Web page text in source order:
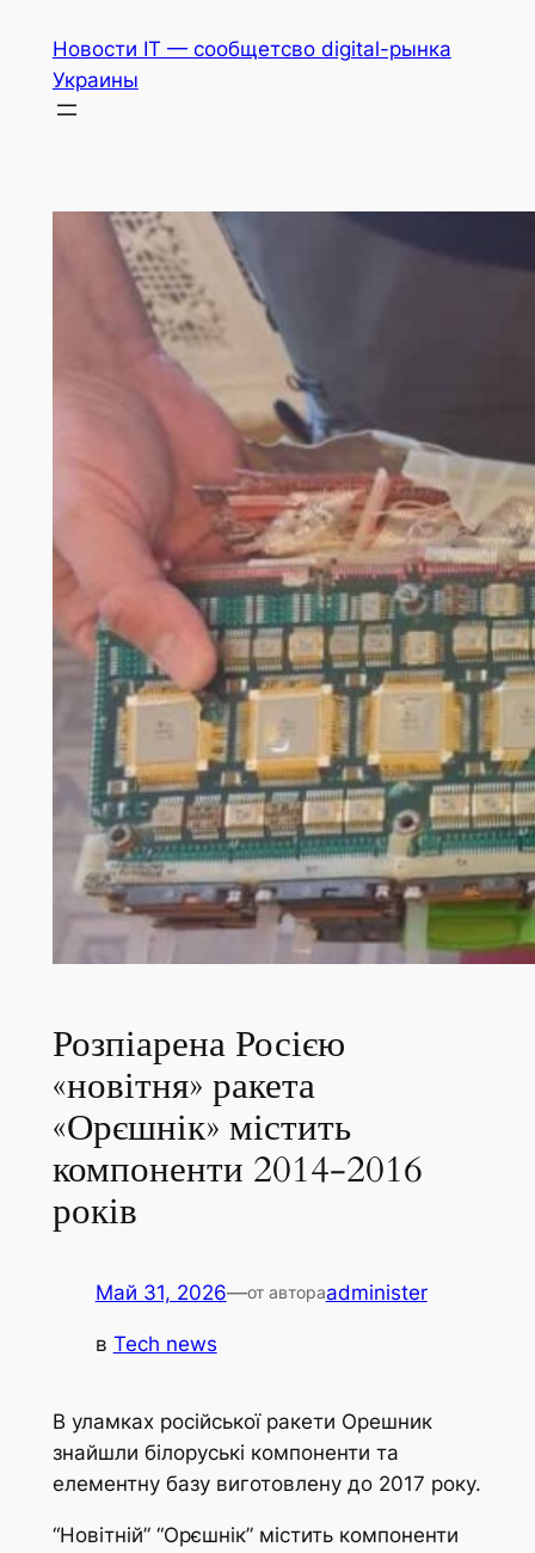
содержимому
Новости IT — сообщетсво digital-рынка
Украины
Розпіарена Росією
«новітня» ракета
«Орєшнік» містить
компоненти 2014-2016
років
Май 31, 2026—от автораadminister
в Tech news
В уламках російської ракети Орешник
знайшли білоруські компоненти та
елементну базу виготовлену до 2017 року.
“Новітній” “Орєшнік” містить компоненти